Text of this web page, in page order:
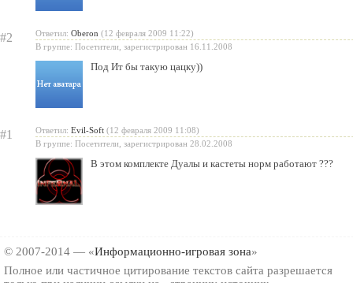
#2 Ответил: Oberon (12 февраля 2009 11:22)
В группе: Посетители, зарегистрирован 16.11.2008
Под Ит бы такую цацку))
#1 Ответил: Evil-Soft (12 февраля 2009 11:08)
В группе: Посетители, зарегистрирован 28.02.2008
В этом комплекте Дуалы и кастеты норм работают ???
© 2007-2014 — «Информационно-игровая зона»
Полное или частичное цитирование текстов сайта разрешается